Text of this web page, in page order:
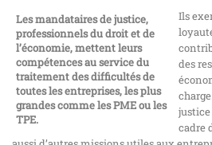
Les mandataires de justice,
professionnels du droit et de
l’économie, mettent leurs
compétences au service du
traitement des difficultés de
toutes les entreprises, les plus
grandes comme les PME ou les
TPE.
Ils
des
cadre